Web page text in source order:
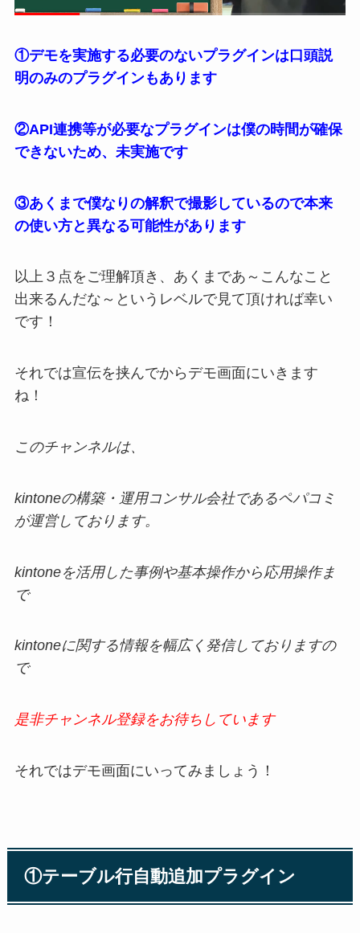
①デモを実施する必要のないプラグインは口頭説
明のみのプラグインもあります
②API連携等が必要なプラグインは僕の時間が確保
できないため、未実施です
③あくまで僕なりの解釈で撮影しているので本来
の使い方と異なる可能性があります
以上３点をご理解頂き、あくまであ～こんなこと
出来るんだな～というレベルで見て頂ければ幸い
です！
それでは宣伝を挟んでからデモ画面にいきます
ね！
このチャンネルは、
kintoneの構築・運用コンサル会社であるペパコミ
が運営しております。
kintoneを活用した事例や基本操作から応用操作ま
で
kintoneに関する情報を幅広く発信しておりますの
で
是非チャンネル登録をお待ちしています
それではデモ画面にいってみましょう！
①テーブル行自動追加プラグイン